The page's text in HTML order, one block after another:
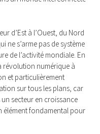
d’Est à l’Ouest, du Nord
ne s’arme pas de système
de l’activité mondiale. En
révolution numérique à
et particulièrement
sur tous les plans, car
secteur en croissance
élément fondamental pour